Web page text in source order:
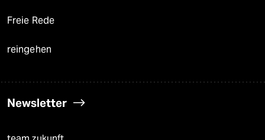
Freie Rede
reingehen
Newsletter